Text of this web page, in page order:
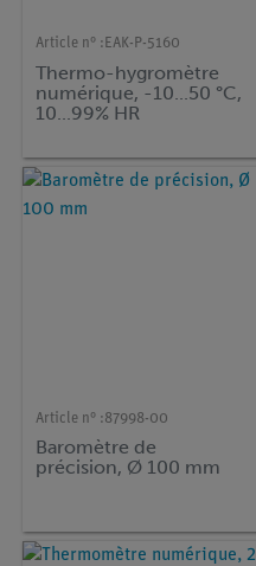
Article n° : EAK-P-5160
Thermo-hygromètre
numérique, -10...50 °C,
10...99% HR
Article n° :87998-00
Baromètre de
précision, Ø 100 mm